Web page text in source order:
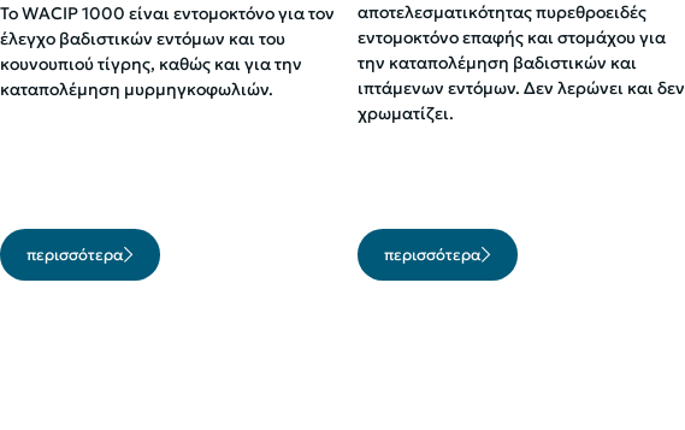
Το WACIP 1000 είναι εντομοκτόνο για τον
έλεγχο βαδιστικών εντόμων και του
κουνουπιού τίγρης, καθώς και για την
καταπολέμηση μυρμηγκοφωλιών.
περισσότερα
αποτελεσματικότητας πυρεθροειδές
εντομοκτόνο επαφής και στομάχου για
την καταπολέμηση βαδιστικών και
ιπτάμενων εντόμων. Δεν λερώνει και δεν
χρωματίζει.
περισσότερα